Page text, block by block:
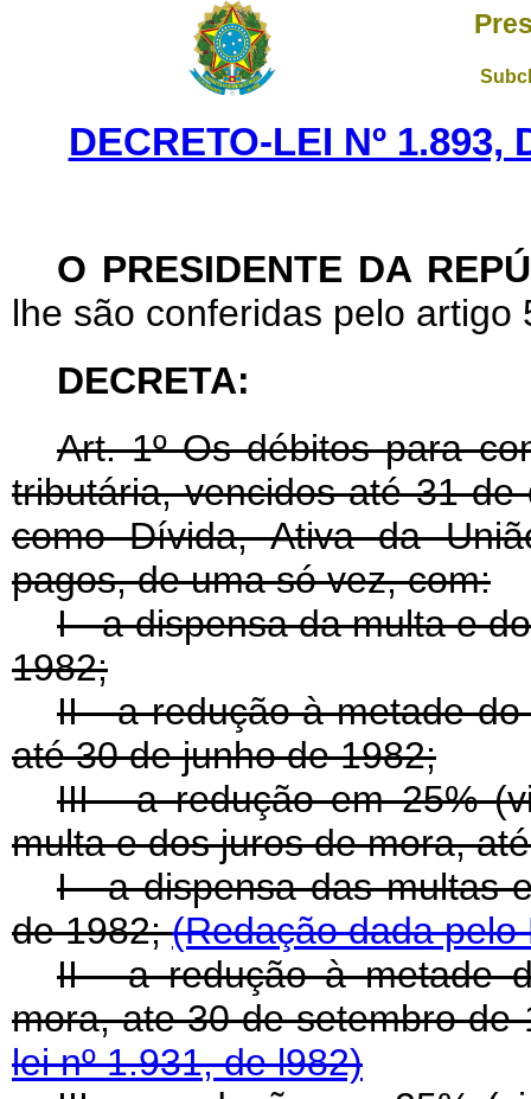
DECRETO-LEI Nº 1.893,
O PRESIDENTE DA
lhe são conferidas pelo
DECRETA:
Art. 1º Os débitos para
tributária, vencidos até 31
como Dívida, Ativa da
pagos, de uma só vez, com:
I - a dispensa da multa e
1982;
II - a redução à metade
até 30 de junho de 1982;
III - a redução em 25%
multa e dos juros de mora,
I - a dispensa das multas
de 1982;(Redação dada pelo
II - a redução à metade
mora, ate 30 de setembro
lei nº 1.931, de l982)